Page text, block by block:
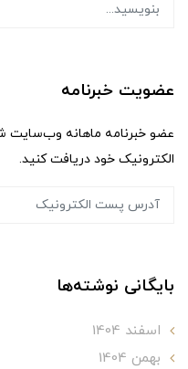
عضویت خبرنامه
عضو خبرنامه ماهانه وب‌سایت
الکترونیک خود دریافت کنید.
بایگانی نوشته‌ها
اسفند 1404
بهمن 1404